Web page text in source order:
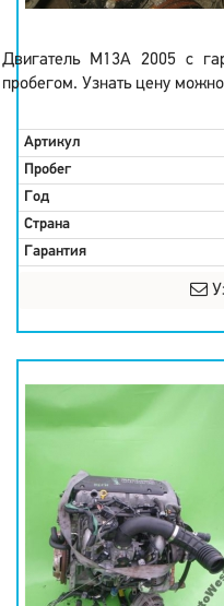
Двигатель M13A 2005 с
пробегом. Узнать цену
Артикул
Пробег
Год
Страна
Гарантия